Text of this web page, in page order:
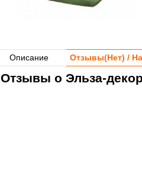
Описание Отзывы(Нет) /
Отзывы о Эльза-